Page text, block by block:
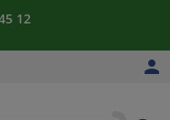
12
